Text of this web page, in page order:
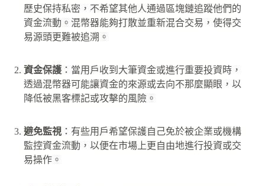
歷史保持私密，不希望其他人通過區塊鏈追蹤他們的
資金流動。混幣器能夠打散並重新混合交易，使得交
易源頭更難被追溯。
資金保護 ：當用戶收到大筆資金或進行重要投資時，
透過混幣器可能讓資金的來源或去向不那麼顯眼，以
降低被黑客標記或攻擊的風險。
避免監視 ：有些用戶希望保護自己免於被企業或機構
監控資金流動，以便在市場上更自由地進行投資或交
易操作。